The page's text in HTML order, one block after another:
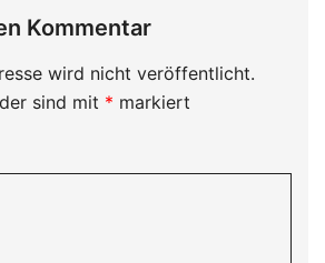
Kommentar
wird nicht veröffentlicht.
sind mit * markiert